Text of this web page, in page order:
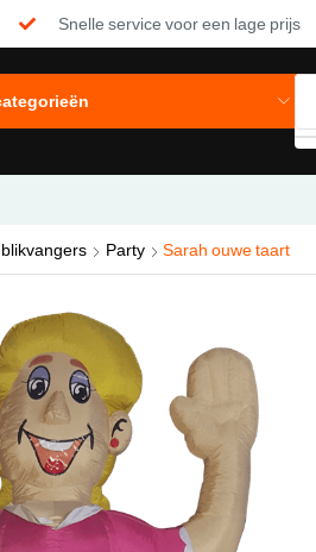
Snelle service voor een lage prijs
Party Sarah ouwe taart